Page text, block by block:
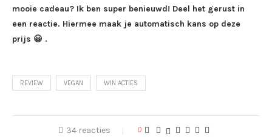
mooie cadeau? Ik ben super benieuwd! Deel het gerust in
een reactie. Hiermee maak je automatisch kans op deze
prijs 😀 .
REVIEW VEGAN WIN ACTIES
34 reacties 0